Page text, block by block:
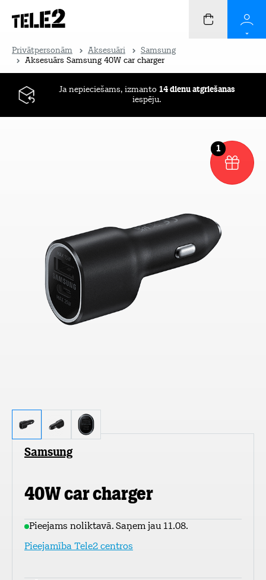
Privātpersonām Aksesuāri
Samsung
Aksesuārs Samsung 40W car charger
Ja nepieciešams, izmanto 14 dienu atgriešanas
iespēju.
1
Samsung
40W car charger
Pieejams noliktavā. Saņem jau 11.08.
Pieejamība Tele2 centros